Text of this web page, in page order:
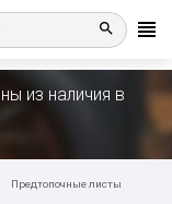
search
из наличия в
Предтопочные листы